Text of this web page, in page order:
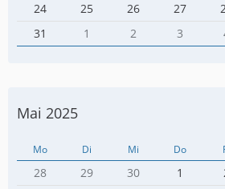
24
25 26 27
31
1 2 3
Mai 2025
Mo Di Mi Do
28 29 30 1